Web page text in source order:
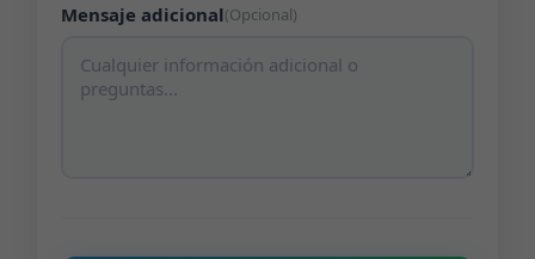
Mensaje adicional(Opcional)